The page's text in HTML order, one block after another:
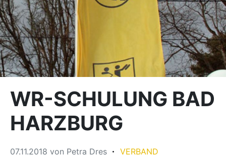
WR-SCHULUNG BAD
HARZBURG
07.11.2018 von Petra Dres VERBAND